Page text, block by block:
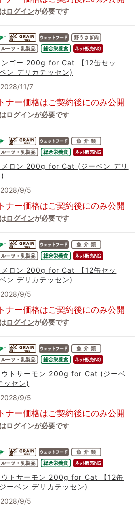
ログインが必要です
ンゴー 200g for Cat 【12缶セッ
ン デリカテッセン)
11/7
ナー価格はご契約後にのみ公開
ログインが必要です
メロン 200g for Cat (ジーベン デリ
2028/9/5
ナー価格はご契約後にのみ公開
ログインが必要です
メロン 200g for Cat 【12缶セッ
ン デリカテッセン)
2028/9/5
ナー価格はご契約後にのみ公開
ログインが必要です
ウトサーモン 200g for Cat (ジーベ
ッセン)
2028/9/5
ナー価格はご契約後にのみ公開
ログインが必要です
ウトサーモン 200g for Cat 【12缶
ーベン デリカテッセン)
2028/9/5